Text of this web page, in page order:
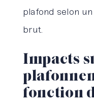
plafond selon
brut.
Impacts
fonction